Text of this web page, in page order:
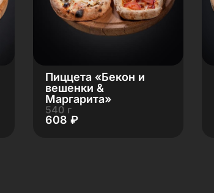
Пиццета «Бекон и
вешенки &
Маргарита»
540 г
608 ₽